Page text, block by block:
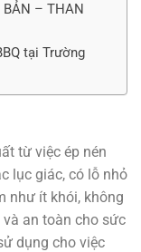
BẢN – THAN
tại Trường
từ việc ép nén
lục giác, có lỗ nhỏ
như ít khói, không
an toàn cho sức
dụng cho việc